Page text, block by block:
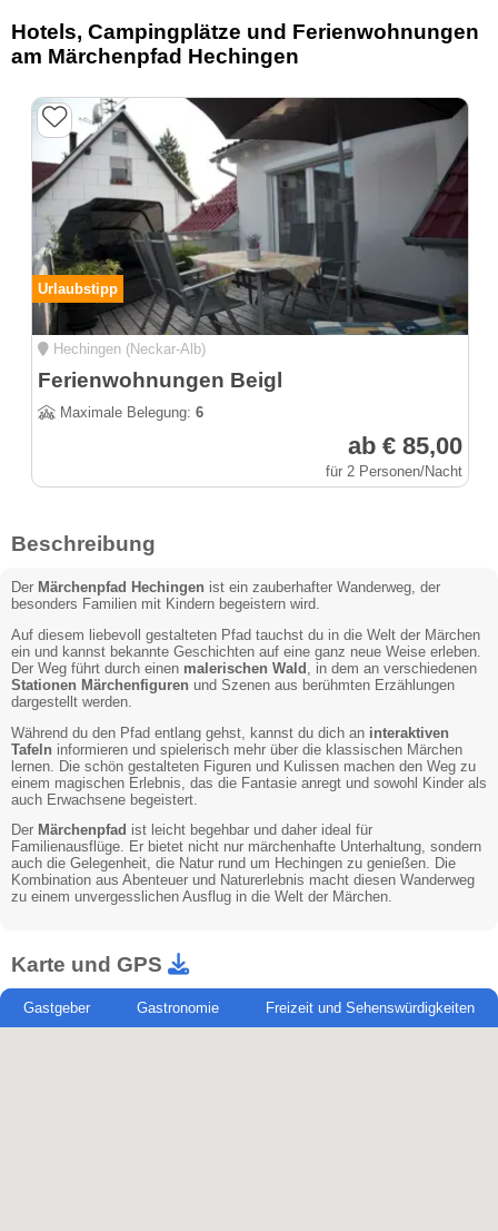
Hotels, Campingplätze und Ferienwohnungen
am Märchenpfad Hechingen
Urlaubstipp
Hechingen (Neckar-Alb)
Ferienwohnungen Beigl
Maximale Belegung: 6
ab € 85,00
für 2 Personen/Nacht
Beschreibung
Der Märchenpfad Hechingen ist ein zauberhafter Wanderweg, der
besonders Familien mit Kindern begeistern wird.
Auf diesem liebevoll gestalteten Pfad tauchst du in die Welt der Märchen
ein und kannst bekannte Geschichten auf eine ganz neue Weise erleben.
Der Weg führt durch einen malerischen Wald
, in dem an verschiedenen
Stationen Märchenfiguren und Szenen aus berühmten Erzählungen
dargestellt werden.
Während du den Pfad entlang gehst, kannst du dich an interaktiven
Tafeln informieren und spielerisch mehr über die klassischen Märchen
lernen. Die schön gestalteten Figuren und Kulissen machen den Weg zu
einem magischen Erlebnis, das die Fantasie anregt und sowohl Kinder als
auch Erwachsene begeistert.
Der Märchenpfad ist leicht begehbar und daher ideal für
Familienausflüge. Er bietet nicht nur märchenhafte Unterhaltung, sondern
auch die Gelegenheit, die Natur rund um Hechingen zu genießen. Die
Kombination aus Abenteuer und Naturerlebnis macht diesen Wanderweg
zu einem unvergesslichen Ausflug in die Welt der Märchen.
Karte und GPS
Gastgeber Gastronomie Freizeit und Sehenswürdigkeiten